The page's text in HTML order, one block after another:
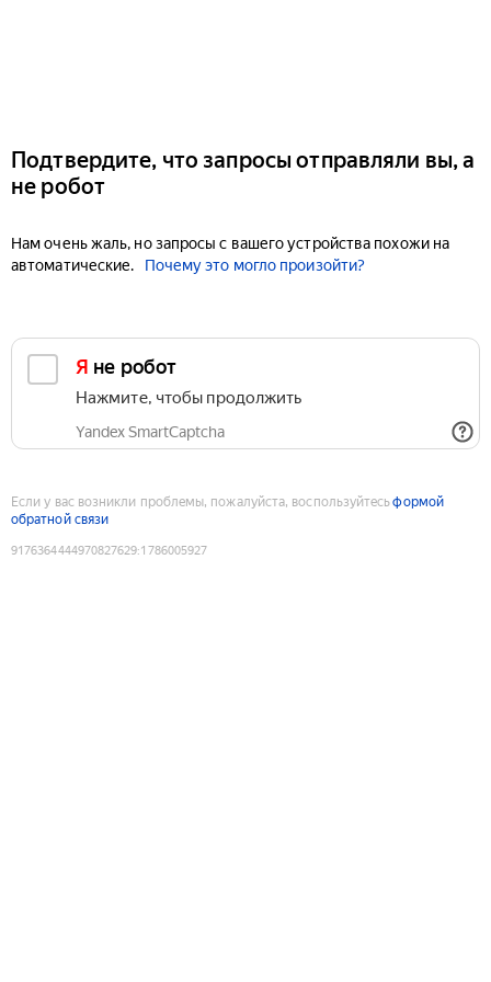
Подтвердите, что запросы отправляли вы, а
не робот
Нам очень жаль, но запросы с вашего устройства похожи на
автоматические.
Почему это могло произойти?
Я не робот
Нажмите, чтобы продолжить
Yandex SmartCaptcha
Если у вас возникли проблемы, пожалуйста, воспользуйтесьформой
обратной связи
9176364444970827629:1786005927